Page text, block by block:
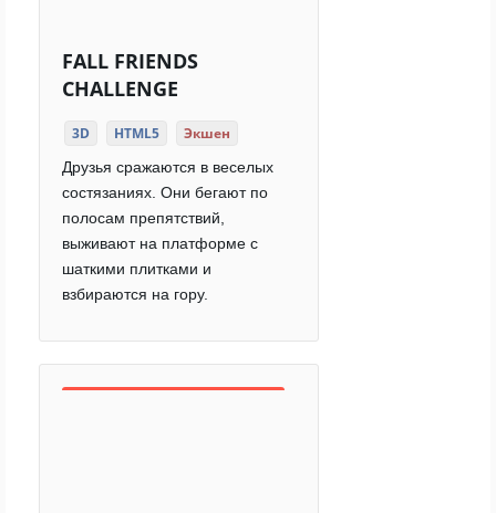
FALL FRIENDS
CHALLENGE
3D HTML5 Экшен
Друзья сражаются в веселых
состязаниях. Они бегают по
полосам препятствий,
выживают на платформе с
шаткими плитками и
взбираются на гору.